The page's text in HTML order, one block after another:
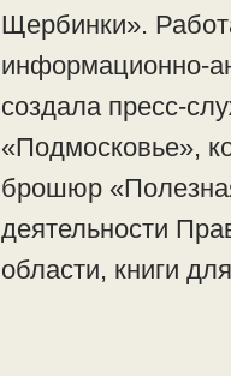
Щербинки».
информационно-
создала пресс-
«Подмосковье»,
брошюр
деятельности
области, книги